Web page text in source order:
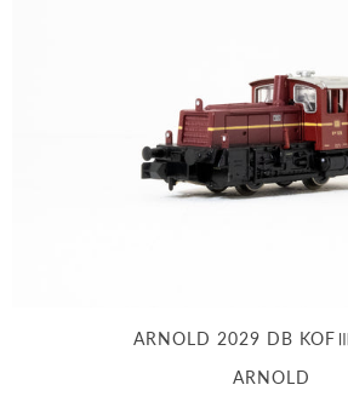
ARNOLD 2029 DB
ARNOLD